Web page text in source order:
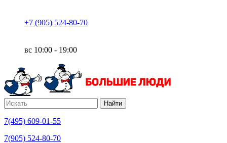
+7 (905) 524-80-70
вс 10:00 - 19:00
Найти
7(495) 609-01-55
7(905) 524-80-70